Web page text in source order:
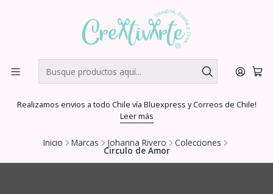
Realizamos envios a todo Chile vía Bluexpress y Correos de Chile!
Leer más
Inicio Marcas Johanna Rivero Colecciones
Circulo de Amor